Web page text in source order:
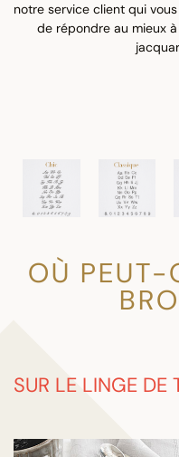
notre service client qui
de répondre au mieux
OÙ PEUT-
SUR LE LINGE DE